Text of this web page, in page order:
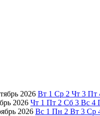
2026 Вт 1 Ср 2 Чт 3 Пт
2026 Чт 1 Пт 2 Сб 3 Вс 4
2026 Вс 1 Пн 2 Вт 3 Ср